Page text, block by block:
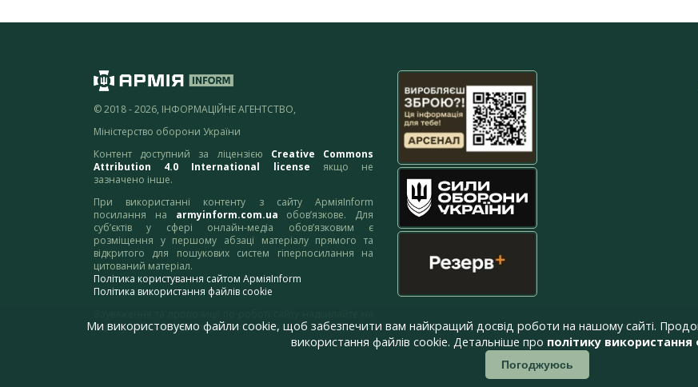
© 2018 - 2026, ІНФОРМАЦІЙНЕ АГЕНТСТВО,
Міністерство оборони України
Контент доступний за ліцензією Creative Commons
Attribution 4.0 International license якщо не
зазначено інше.
При використанні контенту з сайту АрміяInform
посилання на armyinform.com.ua обов’язкове. Для
суб’єктів у сфері онлайн-медіа обов’язковим є
розміщення у першому абзаці матеріалу прямого та
відкритого для пошукових систем гіперпосилання на
цитований матеріал.
Політика користування сайтом АрміяInform
Політика використання файлів cookie
адресу:webmaster@armyinform.com.ua
Ми використовуємо файли cookie, щоб забезпечити вам найкращий досвід роботи на нашому сайті.
використання файлів cookie. Детальніше про політику
Погоджуюсь